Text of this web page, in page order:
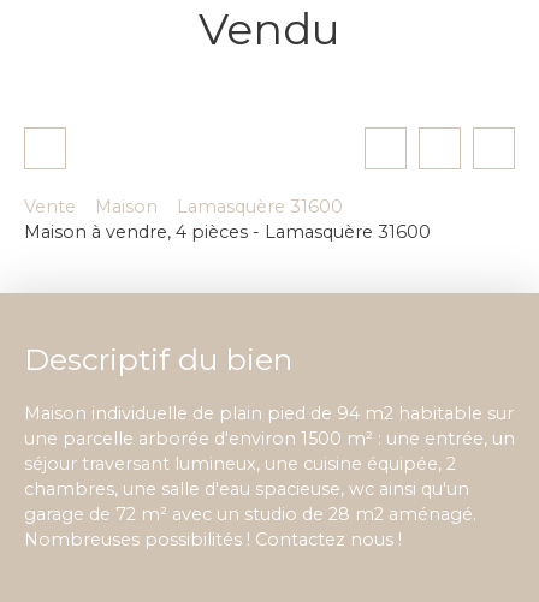
Vendu
Vente Maison
Lamasquère 31600
Maison à vendre, 4 pièces - Lamasquère 31600
Descriptif du bien
Maison individuelle de plain pied de 94 m2 habitable sur
une parcelle arborée d'environ 1500 m² : une entrée, un
séjour traversant lumineux, une cuisine équipée, 2
chambres, une salle d'eau spacieuse, wc ainsi qu'un
garage de 72 m² avec un studio de 28 m2 aménagé.
Nombreuses possibilités ! Contactez nous !